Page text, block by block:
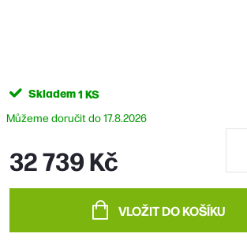
Skladem1 KS
17.8.2026
32 739 Kč
VLOŽIT DO KOŠÍKU